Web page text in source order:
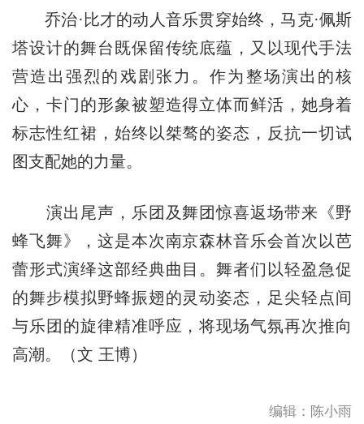
乔治·比才的动人音乐贯穿始终，马克·佩斯
塔设计的舞台既保留传统底蕴，又以现代手法
营造出强烈的戏剧张力。作为整场演出的核
心，卡门的形象被塑造得立体而鲜活，她身着
标志性红裙，始终以桀骜的姿态，反抗一切试
图支配她的力量。
演出尾声，乐团及舞团惊喜返场带来《野
蜂飞舞》，这是本次南京森林音乐会首次以芭
蕾形式演绎这部经典曲目。舞者们以轻盈急促
的舞步模拟野蜂振翅的灵动姿态，足尖轻点间
与乐团的旋律精准呼应，将现场气氛再次推向
高潮。（文 王博）
编辑：陈小雨